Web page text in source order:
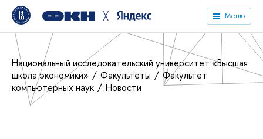
╳ Меню
Национальный исследовательский университет «Высшая
школа экономики»
Факультеты
Факультет
компьютерных наук
Новости